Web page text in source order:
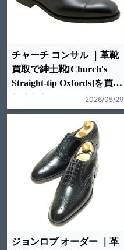
チャーチ コンサル ｜革靴
買取で紳士靴[Church's
Straight-tip Oxfords]を買取
しました。
2026/05/29
ジョンロブ オーダー ｜革